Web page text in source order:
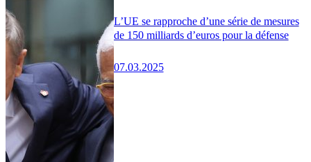
L’UE se rapproche d’une série de mesures
de 150 milliards d’euros pour la défense
07.03.2025